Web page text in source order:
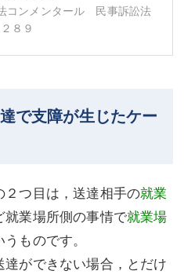
コンメンタール 民事訴訟法
８９
で支障が生じたケー
２つ目は，送達相手の就業
業場所側の事情で就業場
ものです。
ができない場合，とだけ